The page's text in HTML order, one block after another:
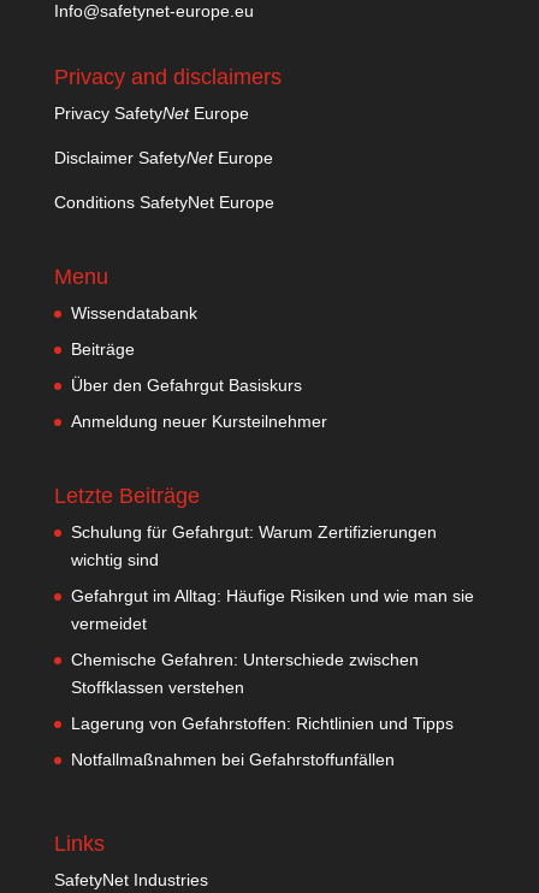
Info@safetynet-europe.eu
Privacy and disclaimers
Privacy SafetyNetEurope
Disclaimer SafetyNetEurope
Conditions SafetyNet Europe
Menu
Wissendatabank
Beiträge
Über den Gefahrgut Basiskurs
Anmeldung neuer Kursteilnehmer
Letzte Beiträge
Schulung für Gefahrgut: Warum Zertifizierungen
wichtig sind
Gefahrgut im Alltag: Häufige Risiken und wie man sie
vermeidet
Chemische Gefahren: Unterschiede zwischen
Stoffklassen verstehen
Lagerung von Gefahrstoffen: Richtlinien und Tipps
Notfallmaßnahmen bei Gefahrstoffunfällen
Links
SafetyNet Industries